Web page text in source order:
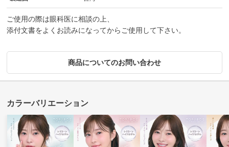
ご使用の際は眼科医に相談の上、
添付文書をよくお読みになってからご使用して下さい。
商品についてのお問い合わせ